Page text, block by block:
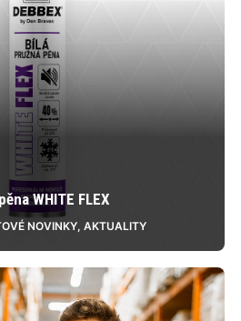
WHITE FLEX
NOVINKY, AKTUALITY